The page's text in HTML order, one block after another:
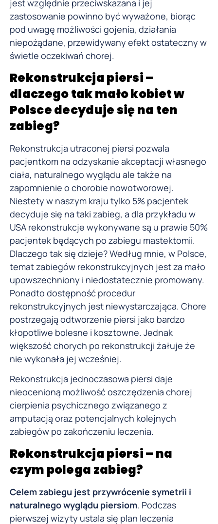
jest względnie przeciwskazana i jej
zastosowanie powinno być wyważone, biorąc
pod uwagę możliwości gojenia, działania
niepożądane, przewidywany efekt ostateczny w
świetle oczekiwań chorej.
Rekonstrukcja piersi –
dlaczego tak mało kobiet w
Polsce decyduje się na ten
zabieg?
Rekonstrukcja utraconej piersi pozwala
pacjentkom na odzyskanie akceptacji własnego
ciała, naturalnego wyglądu ale także na
zapomnienie o chorobie nowotworowej.
Niestety w naszym kraju tylko 5% pacjentek
decyduje się na taki zabieg, a dla przykładu w
USA rekonstrukcje wykonywane są u prawie 50%
pacjentek będących po zabiegu mastektomii.
Dlaczego tak się dzieje? Według mnie, w Polsce,
temat zabiegów rekonstrukcyjnych jest za mało
upowszechniony i niedostatecznie promowany.
Ponadto dostępność procedur
rekonstrukcyjnych jest niewystarczająca. Chore
postrzegają odtworzenie piersi jako bardzo
kłopotliwe bolesne i kosztowne. Jednak
większość chorych po rekonstrukcji żałuje że
nie wykonała jej wcześniej.
Rekonstrukcja jednoczasowa piersi daje
nieocenioną możliwość oszczędzenia chorej
cierpienia psychicznego związanego z
amputacją oraz potencjalnych kolejnych
zabiegów po zakończeniu leczenia.
Rekonstrukcja piersi – na
czym polega zabieg?
Celem zabiegu jest przywrócenie symetrii i
naturalnego wyglądu piersiom. Podczas
pierwszej wizyty ustala się plan leczenia